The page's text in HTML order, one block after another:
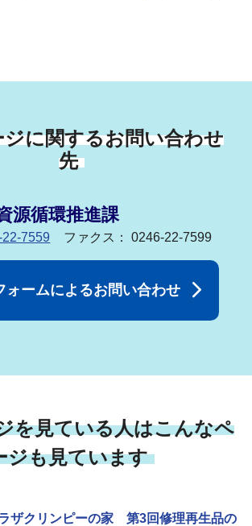
に関するお問い合わせ
先
源循環推進課
7559 ファクス： 0246-22-7599
ォームによるお問い合わせ
を見ている人はこんなペ
ジも見ています
ザクリンピーの家 第3回修理再生品の